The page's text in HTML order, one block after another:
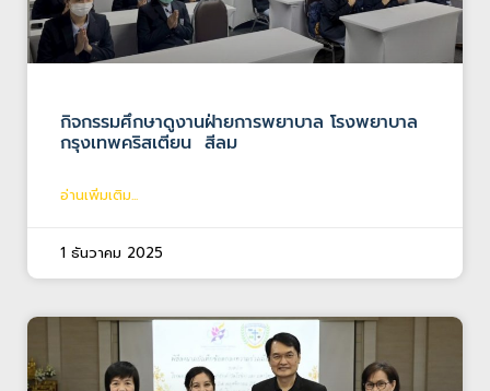
กิจกรรมศึกษาดูงานฝ่ายการพยาบาล โรงพยาบาล
กรุงเทพคริสเตียน สีลม
อ่านเพิ่มเติม...
1 ธันวาคม 2025